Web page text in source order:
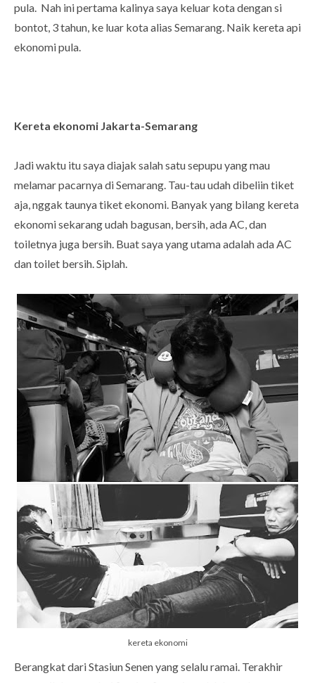
pula. Nah ini pertama kalinya saya keluar kota dengan si
bontot, 3 tahun, ke luar kota alias Semarang. Naik kereta api
ekonomi pula.
Kereta ekonomi Jakarta-Semarang
Jadi waktu itu saya diajak salah satu sepupu yang mau
melamar pacarnya di Semarang. Tau-tau udah dibeliin tiket
aja, nggak taunya tiket ekonomi. Banyak yang bilang kereta
ekonomi sekarang udah bagusan, bersih, ada AC, dan
toiletnya juga bersih. Buat saya yang utama adalah ada AC
dan toilet bersih. Siplah.
kereta ekonomi
Berangkat dari Stasiun Senen yang selalu ramai. Terakhir